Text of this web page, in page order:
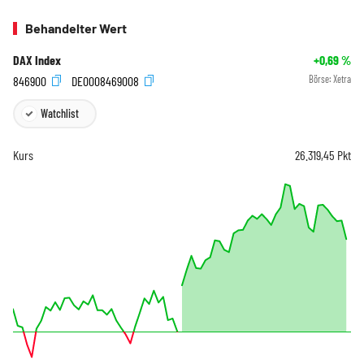
Behandelter Wert
DAX Index +0,69%
846900
DE0008469008 Börse: Xetra
Watchlist
Kurs 26.319,45 Pkt